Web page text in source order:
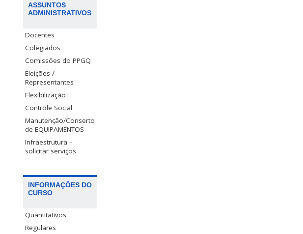
ASSUNTOS
ADMINISTRATIVOS
Docentes
Colegiados
Comissões do PPGQ
Eleições /
Representantes
Flexibilização
Controle Social
Manutenção/Conserto
de EQUIPAMENTOS
Infraestrutura –
solicitar serviços
INFORMAÇÕES DO
CURSO
Quantitativos
Regulares